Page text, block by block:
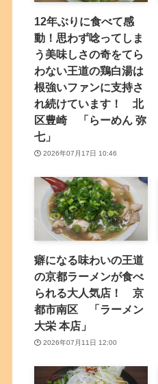
12年ぶりに食べて感
動！思わず唸ってしま
う美味しさの奇をてら
わない王道の鶏白湯は
根強いファンに支持さ
れ続けています！ 北
区豊崎 「らーめん 弥
七」
2026年07月17日 10:46
癖になる味わいの王道
の京都ラーメンが食べ
られる大人気店！ 京
都市南区 「ラーメン
大栄 本店」
2026年07月11日 12:00